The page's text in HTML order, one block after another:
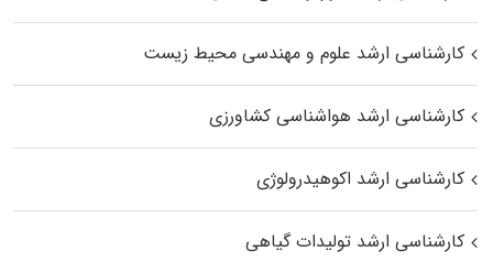
کارشناسی ارشد علوم و مهندسی محیط زیست
کارشناسی ارشد هواشناسی کشاورزی
کارشناسی ارشد اکوهیدرولوژی
کارشناسی ارشد تولیدات گیاهی